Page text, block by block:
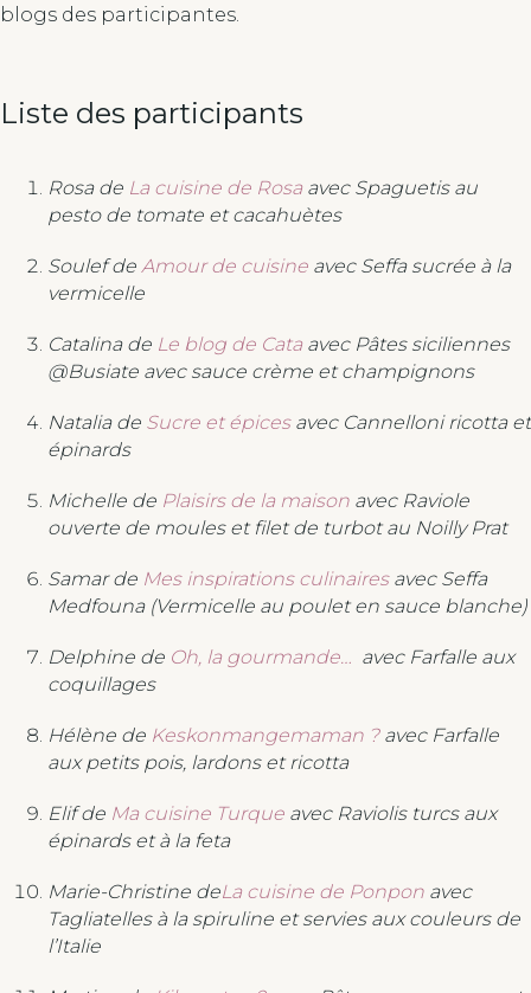
blogs des participantes.
Liste des participants
Rosa de La cuisine de Rosaavec Spaguetis au
pesto de tomate et cacahuètes
Soulef de Amour de cuisine avec Seffa sucrée à la
vermicelle
Catalina de Le blog de Cataavec Pâtes siciliennes
@Busiate avec sauce crème et champignons
Natalia de Sucre et épicesavec Cannelloni ricotta et
épinards
Michelle de Plaisirs de la maison avec Raviole
ouverte de moules et filet de turbot au Noilly Prat
Samar de Mes inspirations culinairesavec Seffa
Medfouna (Vermicelle au poulet en sauce blanche)
Delphine de Oh, la gourmande… avec Farfalle aux
coquillages
Hélène de Keskonmangemaman ?avec Farfalle
aux petits pois, lardons et ricotta
Elif de Ma cuisine Turque avec Raviolis turcs aux
épinards et à la feta
Marie-Christine deLa cuisine de Ponpon avec
Tagliatelles à la spiruline et servies aux couleurs de
l’Italie